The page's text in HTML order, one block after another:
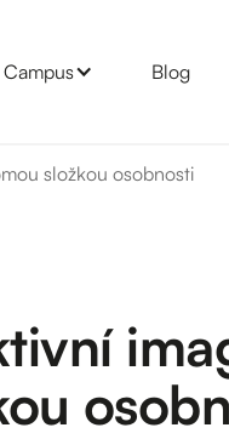
Campus Blog
složkou osobnosti